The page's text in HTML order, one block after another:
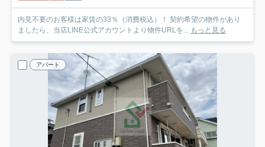
内見不要のお客様は家賃の33％（消費税込）！ 契約希望の物件があり
ましたら、当店LINE公式アカウントより物件URLを... もっと見る
アパート